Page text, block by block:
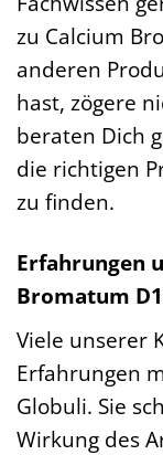
zu Calcium
anderen
hast, zögere
beraten Dich
die richtigen
zu finden.
Erfahrungen
Bromatum
Viele unserer
Erfahrungen
Globuli. Sie
Wirkung des